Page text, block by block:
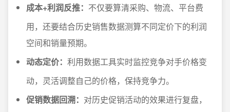
成本+利润反推： 不仅要算清采购、物流、平台费
用，还要结合历史销售数据测算不同定价下的利润
空间和销量预期。
动态定价： 利用数据工具实时监控竞争对手价格变
动，灵活调整自己的价格，保持竞争力。
促销数据回溯： 对历史促销活动的效果进行复盘，